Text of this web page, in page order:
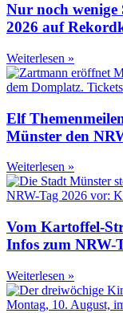
Nur noch
2026 auf
Weiterlesen »
Elf
Münster den
Weiterlesen »
Vom Kartoffel-
Infos zum NRW-
Weiterlesen »